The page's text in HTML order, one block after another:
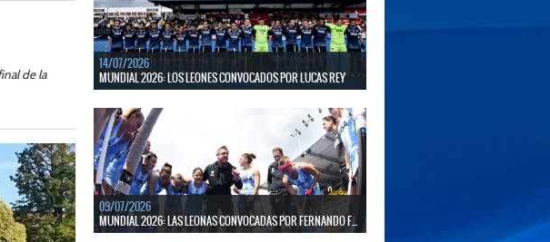
de la
14/07/2026
MUNDIAL 2026: LOS LEONES CONVOCADOS POR LUCAS REY
Bélgica.
LEER MÁS
09/07/2026
MUNDIAL 2026: LAS LEONAS CONVOCADAS POR FERNANDO F...